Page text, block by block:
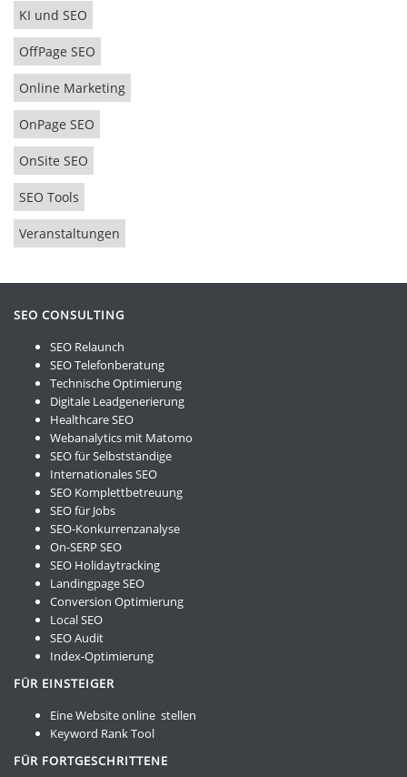
KI und SEO
OffPage SEO
Online Marketing
OnPage SEO
OnSite SEO
SEO Tools
Veranstaltungen
SEO CONSULTING
SEO Relaunch
SEO Telefonberatung
Technische Optimierung
Digitale Leadgenerierung
Healthcare SEO
Webanalytics mit Matomo
SEO für Selbstständige
Internationales SEO
SEO Komplettbetreuung
SEO für Jobs
SEO-Konkurrenzanalyse
On-SERP SEO
SEO Holidaytracking
Landingpage SEO
Conversion Optimierung
Local SEO
SEO Audit
Index-Optimierung
FÜR EINSTEIGER
Eine Website online stellen
Keyword Rank Tool
FÜR FORTGESCHRITTENE